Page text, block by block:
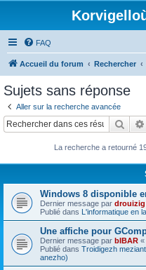
FAQ
Accueil du forum Rechercher
Sujets sans réponse
Aller sur la recherche avancée
La recherche a retourné
Windows 8 disponible
Dernier message par drouizig
Publié dans L'informatique en
Une affiche pour
Dernier message par bIBAR «
Publié dans Troidigezh
anezho)